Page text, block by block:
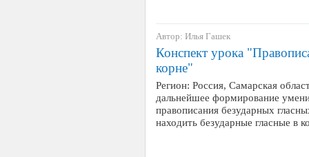
Автор: Илья Гашек
Конспект урока
корне"
Регион: Россия, Самарская
дальнейшее формирование
правописания безударных
находить безударные гласные в